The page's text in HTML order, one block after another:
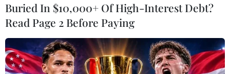
Hãng BMW bắt đầu sản xuất hàng
loạt mẫu xe thuần điện “thế hệ mới”
07/08/2026 01:52
Buried In $10,000+ Of High-Interest Debt?
Read Page 2 Before Paying